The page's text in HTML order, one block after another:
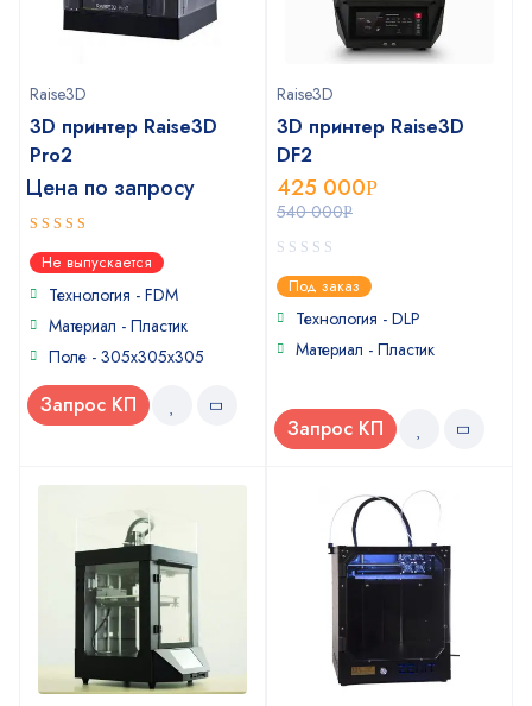
Raise3D
3D принтер Raise3D
Pro2
Цена по запросу
5out of 5
Не выпускается
Технология - FDM
Материал - Пластик
Поле - 305x305x305
Запрос КП
Raise3D
3D принтер Raise3D
DF2
540 000Р
425 000Р
0
out
of
Под заказ
Технология - DLP
Материал - Пластик
Запрос КП